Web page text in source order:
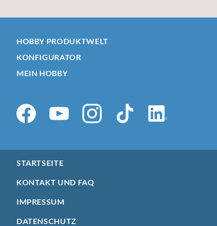
HOBBY PRODUKTWELT
KONFIGURATOR
MEIN HOBBY
STARTSEITE
KONTAKT UND FAQ
IMPRESSUM
DATENSCHUTZ